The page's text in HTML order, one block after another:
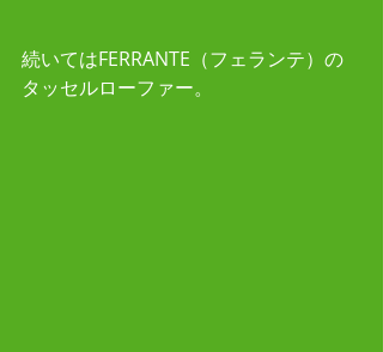
続いてはFERRANTE（フェランテ）の
タッセルローファー。